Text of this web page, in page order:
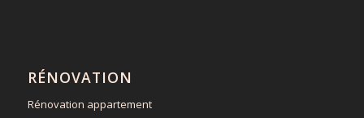
RÉNOVATION
Rénovation appartement